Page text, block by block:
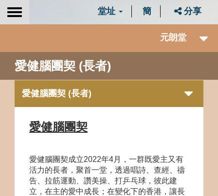
Toggle
堂址 簡 分享
元朗堂
愛健腦團契 (長者)
愛健腦團契 (長者)
愛健腦團契
愛健腦團契成立2022年4月，一群既愛主又有
活力的長者，聚首一堂，透過唱詩、查經、禱
告、拉筋運動、讚美操、打乒乓球，彼此建
立，在主的愛中成長；在變化下的香港，讓長